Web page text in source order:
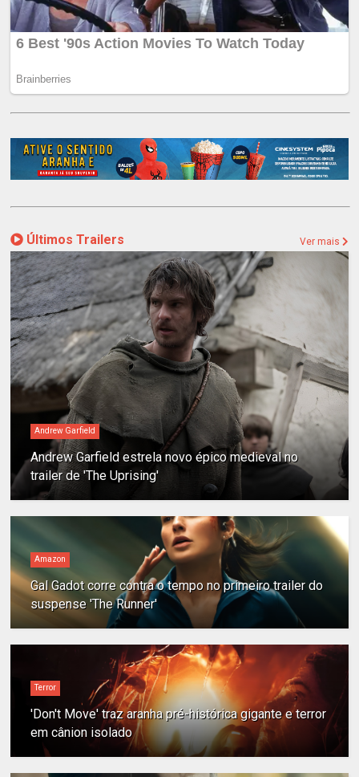
Últimos Trailers Ver mais
Andrew Garfield
Andrew Garfield estrela novo épico medieval no
trailer de 'The Uprising'
Amazon
Gal Gadot corre contra o tempo no primeiro trailer do
suspense 'The Runner'
Terror
'Don't Move' traz aranha pré-histórica gigante e terror
em cânion isolado